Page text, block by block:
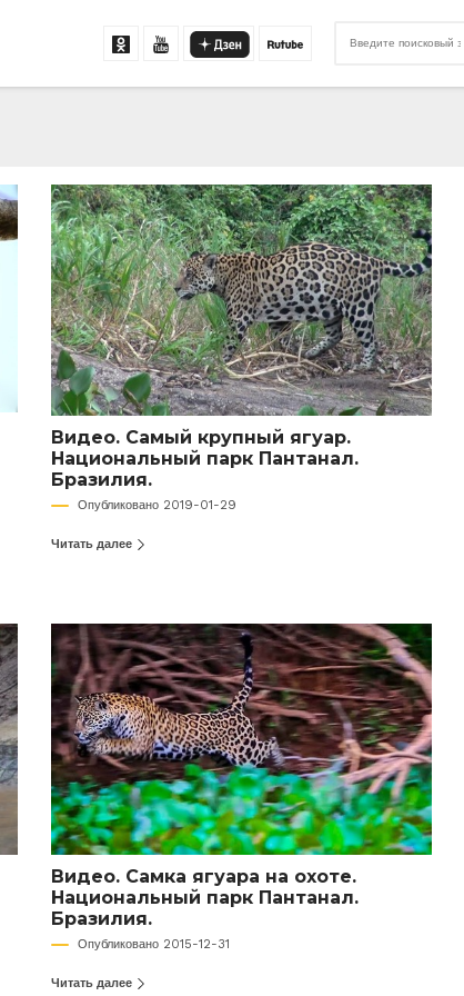
Видео. Самый крупный ягуар.
Национальный парк Пантанал.
Бразилия.
Опубликовано 2019-01-29
Читать далее
Видео. Самка ягуара на охоте.
Национальный парк Пантанал.
Бразилия.
Опубликовано 2015-12-31
Читать далее